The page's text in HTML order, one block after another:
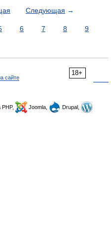
Следующая →
6 7 8
9
18+
сайте
PHP, Joomla,
Drupal,